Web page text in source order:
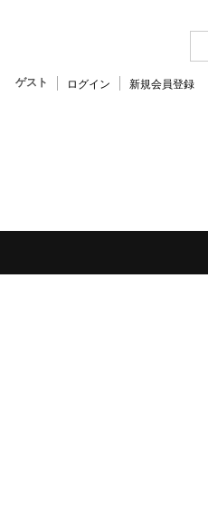
ゲスト ログイン 新規会員登録